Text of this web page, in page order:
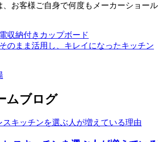
お客様ご自身で何度もメーカーショー
収納付きカップボード
のまま活用し、キレイになったキッチン
ムブログ